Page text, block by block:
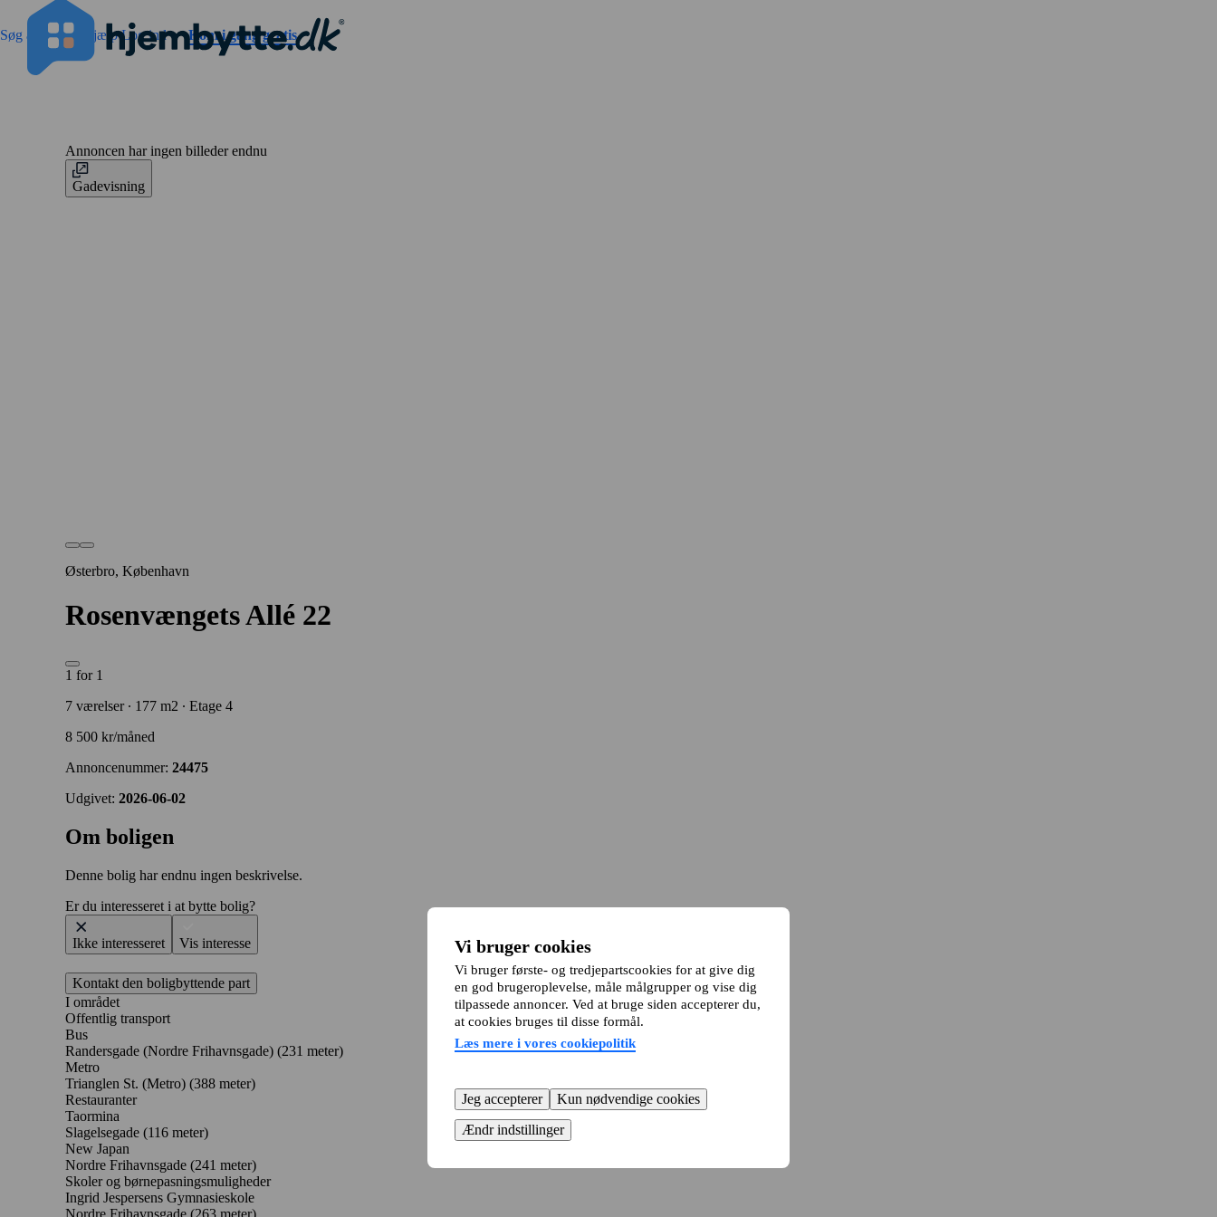
Gå til sidens indhold
Vi bruger cookies
Vi bruger første- og tredjepartscookies for at give dig
en god brugeroplevelse, måle målgrupper og vise dig
tilpassede annoncer. Ved at bruge siden accepterer du,
at cookies bruges til disse formål.
Læs mere i vores cookiepolitik
Jeg accepterer
Kun nødvendige cookies
Ændr indstillinger
Søg annoncer HjælpLog ind Kom i gang gratis
Annoncen har ingen billeder endnu
Gadevisning
Østerbro, København
Rosenvængets Allé 22
1 for 1
7 værelser ∙ 177 m2 ∙ Etage 4
8 500 kr/måned
Annoncenummer: 24475
Udgivet: 2026-06-02
Om boligen
Denne bolig har endnu ingen beskrivelse.
Er du interesseret i at bytte bolig?
Ikke interesseret Vis interesse
Kontakt den boligbyttende part
I området
Offentlig transport
Bus
Randersgade (Nordre Frihavnsgade) (231 meter)
Metro
Trianglen St. (Metro) (388 meter)
Restauranter
Taormina
Slagelsegade (116 meter)
New Japan
Nordre Frihavnsgade (241 meter)
Skoler og børnepasningsmuligheder
Ingrid Jespersens Gymnasieskole
Nordre Frihavnsgade (263 meter)